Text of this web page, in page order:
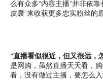
么有众多“内容主播”并非依
皮囊”来收获更多忠实粉丝的
“直播看似很近，但又很远，
是网购，虽然直播天天看，
看，没有做过主播，要怎么